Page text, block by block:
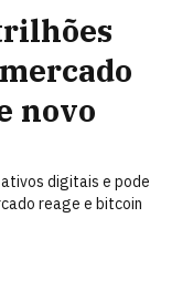
novo
digitais e pode
reage e bitcoin